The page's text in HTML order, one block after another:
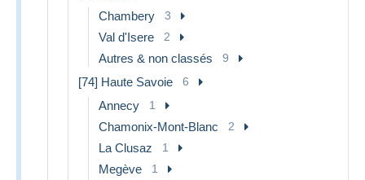
Chambery 3
Val d'Isere 2
Autres & non classés 9
[74] Haute Savoie 6
Annecy 1
Chamonix-Mont-Blanc 2
La Clusaz 1
Megève 1